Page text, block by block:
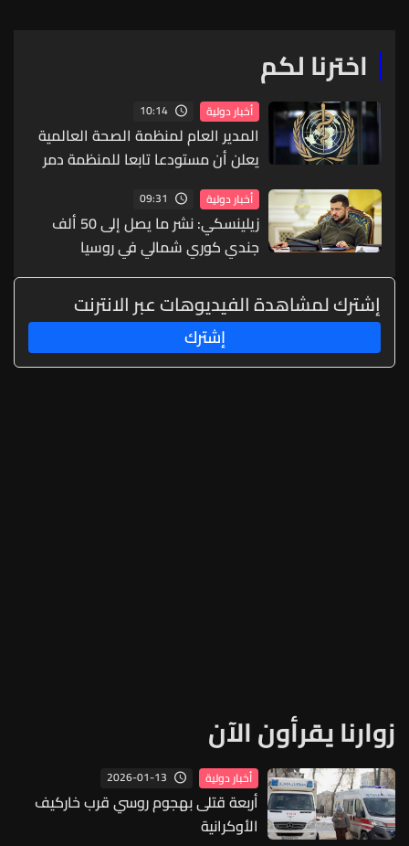
اخترنا لكم
أخبار دولية 10:14
المدير العام لمنظمة الصحة العالمية
يعلن أن مستودعا تابعا للمنظمة دمر
في أوكرانيا
أخبار دولية 09:31
زيلينسكي: نشر ما يصل إلى 50 ألف
جندي كوري شمالي في روسيا
إشترك لمشاهدة الفيديوهات عبر الانترنت
إشترك
زوارنا يقرأون الآن
أخبار دولية 2026-01-13
أربعة قتلى بهجوم روسي قرب خاركيف
الأوكرانية